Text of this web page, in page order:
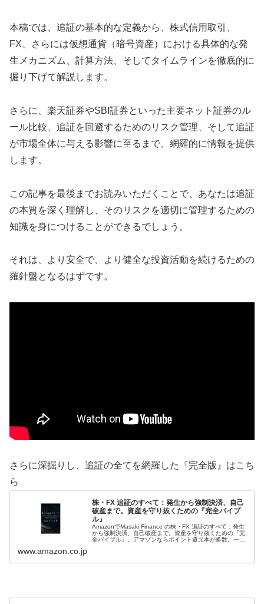
本稿では、追証の基本的な定義から、株式信用取引、
FX、さらには仮想通貨（暗号資産）における具体的な発
生メカニズム、計算方法、そしてタイムラインを徹底的に
掘り下げて解説します。
さらに、楽天証券やSBI証券といった主要ネット証券のル
ール比較、追証を回避するためのリスク管理、そして追証
が市場全体に与える影響に至るまで、網羅的に情報を提供
します。
この記事を最後までお読みいただくことで、あなたは追証
の本質を深く理解し、そのリスクを適切に管理するための
知識を身につけることができるでしょう。
それは、より安全で、より健全な投資活動を続けるための
羅針盤となるはずです。
さらに深掘りし、追証の全てを網羅した『完全版』はこち
ら
株・FX 追証のすべて：発生から強制決済、自己
破産まで。資産を守り抜くための『完全バイブ
ル』
AmazonでMasaki Finance の株・FX 追証のすべて：発生
から強制決済、自己破産まで。資産を守り抜くための『完
全バイブル』。アマゾンならポイント還元本が多数。一度
www.amazon.co.jp